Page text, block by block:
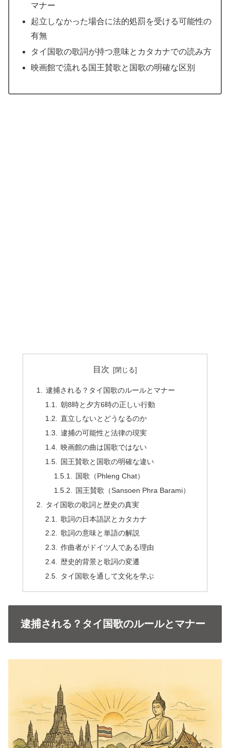
マナー
起立しなかった場合に法的処罰を受ける可能性の
有無
タイ国歌の歌詞が持つ意味とカタカナでの読み方
映画館で流れる国王賛歌と国歌の明確な区別
目次
逮捕される？タイ国歌のルールとマナー
朝8時と夕方6時の正しい行動
直立しないとどうなるのか
逮捕の可能性と法律の現実
映画館の曲は国歌ではない
国王賛歌と国歌の明確な違い
国歌（Phleng Chat）
国王賛歌（Sansoen Phra Barami）
タイ国歌の歌詞と歴史の真実
歌詞の日本語訳とカタカナ
歌詞の意味と単語の解説
作曲者がドイツ人である理由
歴史的背景と歌詞の変遷
タイ国歌を通して文化を学ぶ
逮捕される？タイ国歌のルールとマナー